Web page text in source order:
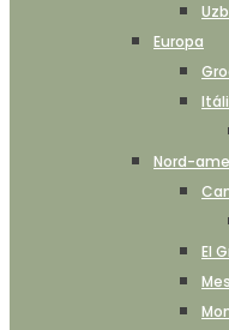
Europa
Nord-
El